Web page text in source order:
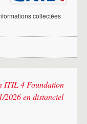
collectées
ITIL 4 Foundation
2026 en distanciel